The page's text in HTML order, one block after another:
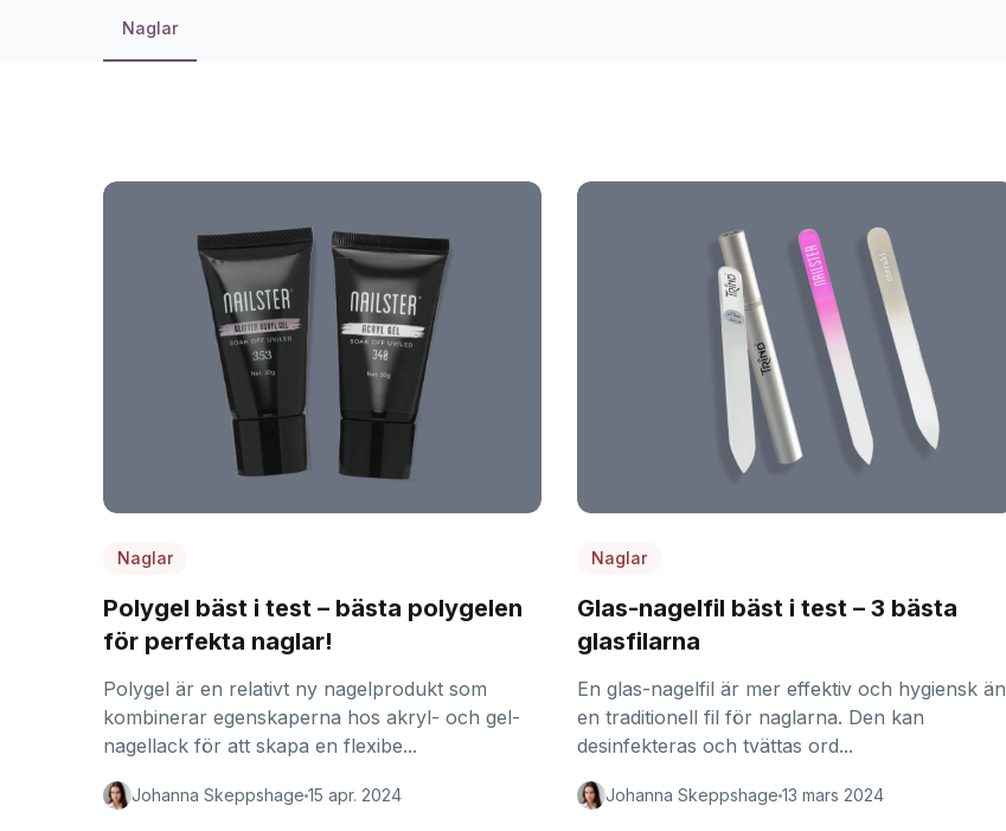
Naglar
Naglar
Polygel bäst i test – bästa polygelen
för perfekta naglar!
Polygel är en relativt ny nagelprodukt som
kombinerar egenskaperna hos akryl- och gel-
nagellack för att skapa en flexibe...
Johanna Skeppshage 15 apr. 2024
Naglar
Glas-nagelfil bäst i test – 3 bästa
glasfilarna
En glas-nagelfil är mer effektiv och hygiensk än
en traditionell fil för naglarna. Den kan
desinfekteras och tvättas ord...
Johanna Skeppshage 13 mars 2024